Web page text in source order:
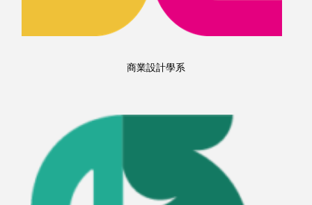
商業設計學系